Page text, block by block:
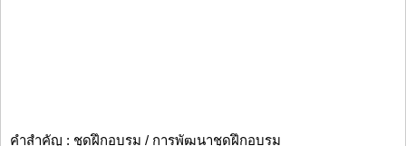
คำสำคัญ : ชุดฝึกอบรม / การพัฒนาชุดฝึกอบรม